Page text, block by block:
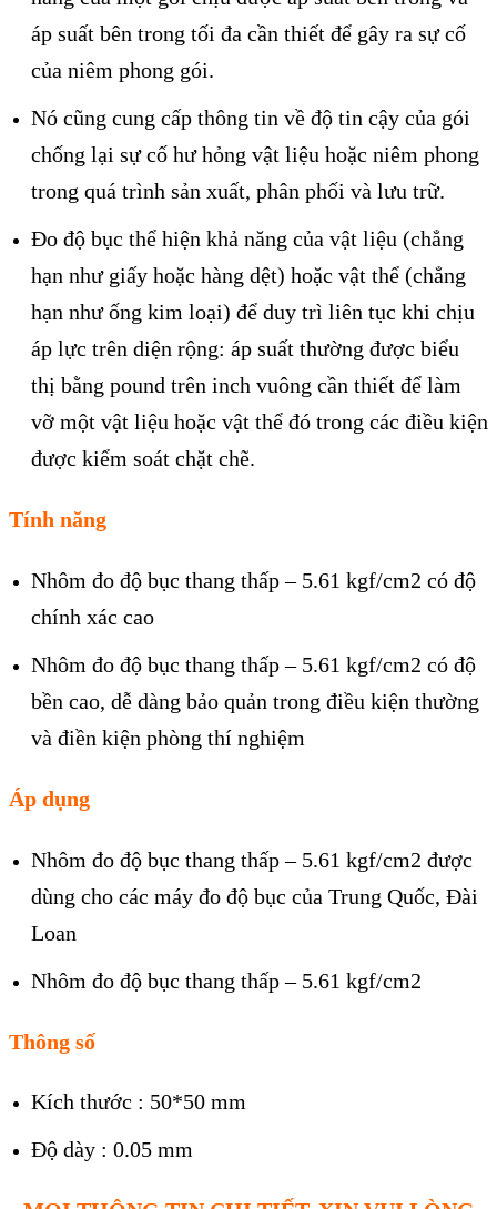
áp suất bên trong tối đa cần thiết để gây ra sự cố
của niêm phong gói.
Nó cũng cung cấp thông tin về độ tin cậy của gói
chống lại sự cố hư hỏng vật liệu hoặc niêm phong
trong quá trình sản xuất, phân phối và lưu trữ.
Đo độ bục thể hiện khả năng của vật liệu (chẳng
hạn như giấy hoặc hàng dệt) hoặc vật thể (chẳng
hạn như ống kim loại) để duy trì liên tục khi chịu
áp lực trên diện rộng: áp suất thường được biểu
thị bằng pound trên inch vuông cần thiết để làm
vỡ một vật liệu hoặc vật thể đó trong các điều kiện
được kiểm soát chặt chẽ.
Tính năng
Nhôm đo độ bục thang thấp – 5.61 kgf/cm2 có độ
chính xác cao
Nhôm đo độ bục thang thấp – 5.61 kgf/cm2 có độ
bền cao, dễ dàng bảo quản trong điều kiện thường
và điền kiện phòng thí nghiệm
Áp dụng
Nhôm đo độ bục thang thấp – 5.61 kgf/cm2 được
dùng cho các máy đo độ bục của Trung Quốc, Đài
Loan
Nhôm đo độ bục thang thấp – 5.61 kgf/cm2
Thông số
Kích thước : 50*50 mm
Độ dày : 0.05 mm